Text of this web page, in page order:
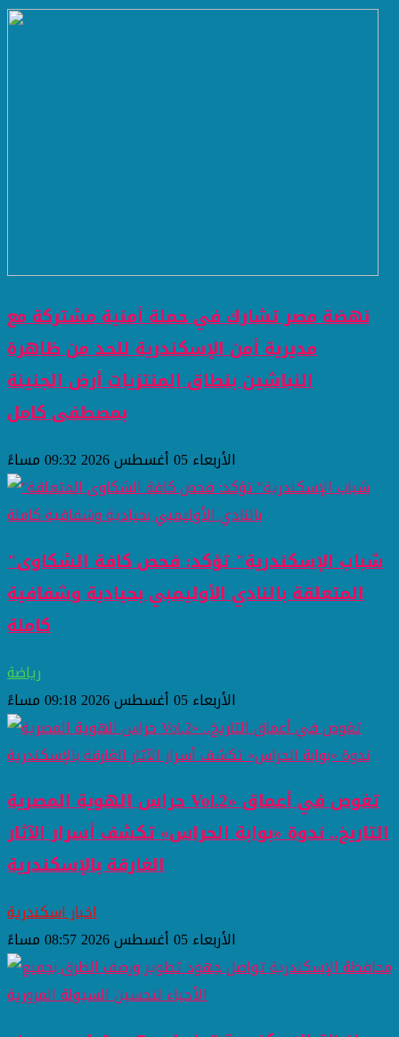
نهضة مصر تشارك في حملة أمنية مشتركة مع
مديرية أمن الإسكندرية للحد من ظاهرة
النباشين بنطاق المنتزيات أرض الجنينة
بمصطفى كامل
الأربعاء 05 أغسطس 2026 09:32 مساءً
"شباب الإسكندرية" تؤكد: فحص كافة الشكاوى
المتعلقة بالنادي الأوليمبي بحيادية وشفافية
كاملة
رياضة
الأربعاء 05 أغسطس 2026 09:18 مساءً
حراس الهوية المصرية Vol.2» تغوص في أعماق
التاريخ.. ندوة «بوابة الحراس» تكشف أسرار الآثار
الغارقة بالإسكندرية
اخبار اسكندرية
الأربعاء 05 أغسطس 2026 08:57 مساءً